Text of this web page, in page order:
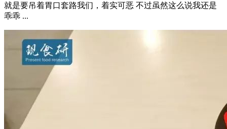
就是要吊着胃口套路我们，着实可恶 不过虽然这么说我还是
乖乖 ...